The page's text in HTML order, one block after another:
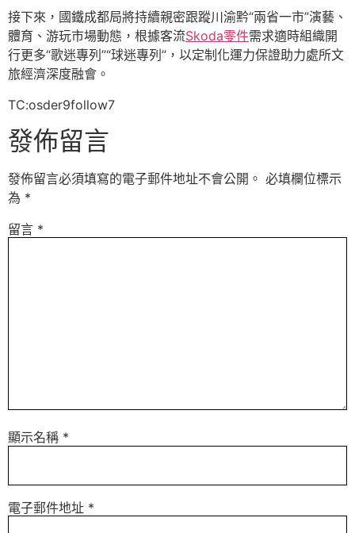
接下來，國鐵成都局將持續親密跟蹤川渝黔“兩省一市”演藝、
體育、游玩市場動態，根據客流Skoda零件需求適時組織開
行更多“歌迷專列”“球迷專列”，以定制化運力保證助力處所文
旅經濟深度融會。
TC:osder9follow7
發佈留言
發佈留言必須填寫的電子郵件地址不會公開。 必填欄位標示
為 *
留言 *
顯示名稱 *
電子郵件地址 *